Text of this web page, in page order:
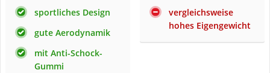
sportliches Design
gute Aerodynamik
mit Anti-Schock-
Gummi
vergleichsweise
hohes Eigengewicht